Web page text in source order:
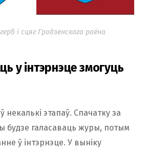
і сцяг Гродзенскага раёна
у інтэрнэце змогуць
некалькі этапаў. Спачатку за
будзе галасаваць журы, потым
ў інтэрнэце. У выніку